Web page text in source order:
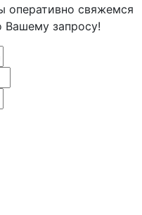
свяжемся
Вашему запросу!